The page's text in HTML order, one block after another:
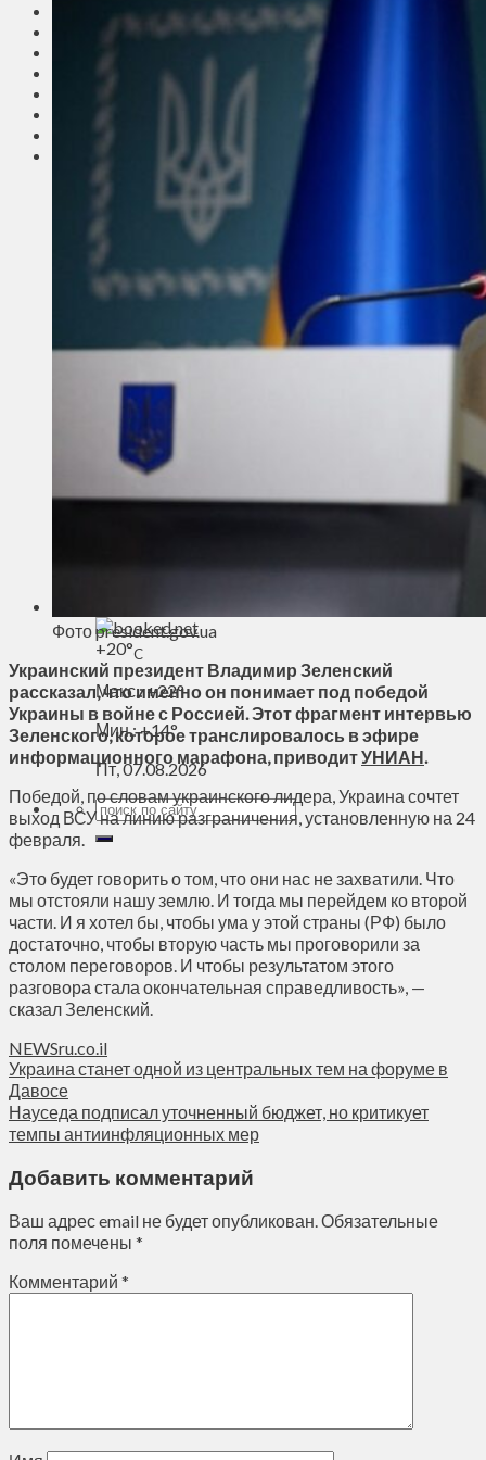
Транспорт
Калейдоскоп
Сейм Литвы
Культура
Фоторепортаж
Туризм
ЛК рекомендует
Сеньорам
Образование
Здравоохранение
Экология
Приграничье
Визиты
Агроновости
Едим дома
Ищу семью
Духовное пространство
Энергетика
+20°C
Макс.:+22°
Мин.:+14°
Пт, 07.08.2026
Фото president.gov.ua
Украинский президент Владимир Зеленский
рассказал, что именно он понимает под победой
Украины в войне с Россией. Этот фрагмент интервью
Зеленского, которое транслировалось в эфире
информационного марафона, приводитУНИАН.
Победой, по словам украинского лидера, Украина сочтет
выход ВСУ на линию разграничения, установленную на 24
февраля.
«Это будет говорить о том, что они нас не захватили. Что
мы отстояли нашу землю. И тогда мы перейдем ко второй
части. И я хотел бы, чтобы ума у этой страны (РФ) было
достаточно, чтобы вторую часть мы проговорили за
столом переговоров. И чтобы результатом этого
разговора стала окончательная справедливость», —
сказал Зеленский.
NEWSru.co.il
Украина станет одной из центральных тем на форуме в
Давосе
Науседа подписал уточненный бюджет, но критикует
темпы антиинфляционных мер
Добавить комментарий
Ваш адрес email не будет опубликован.Обязательные
поля помечены *
Комментарий *